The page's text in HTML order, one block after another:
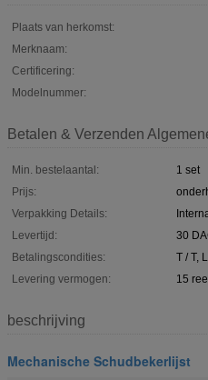
Plaats van herkomst:
Merknaam:
Certificering:
Modelnummer:
Betalen & Verzenden
Min. bestelaantal:
1 set
Prijs:
Verpakking Details:
Levertijd:
30
Betalingscondities:
T / T,
Levering vermogen:
15
beschrijving
Mechanische Schudbekerlijst